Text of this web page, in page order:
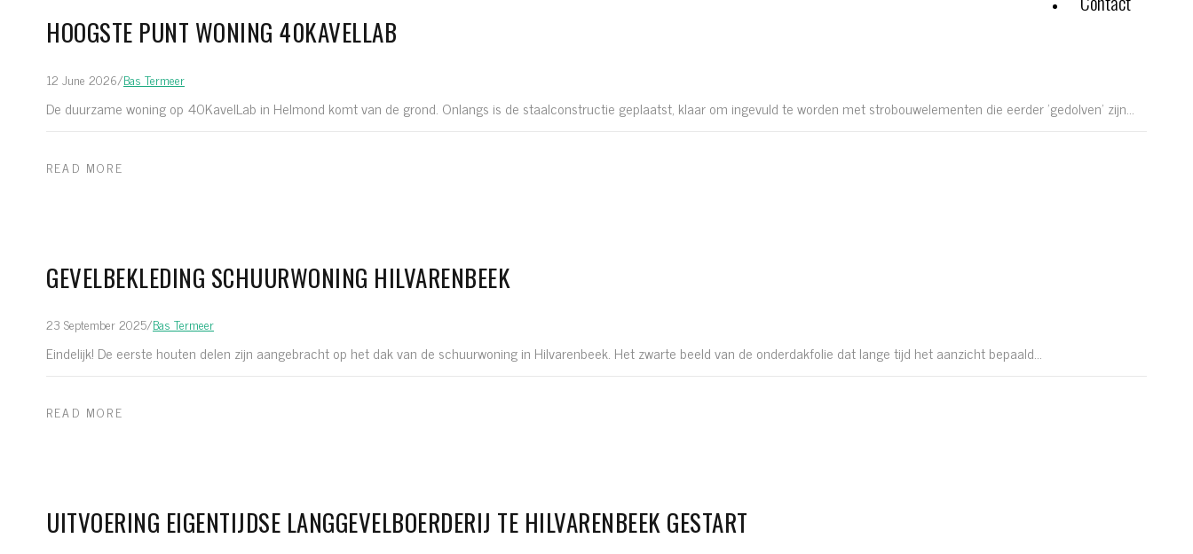
HOOGSTE PUNT WONING 40KAVELLAB
12 June 2026/Bas Termeer
De duurzame woning op 40KavelLab in Helmond komt van de grond. Onlangs is de staalconstructie geplaatst, klaar om ingevuld te worden met strobouwelementen die eerder 'gedolven' zijn...
READ MORE
GEVELBEKLEDING SCHUURWONING HILVARENBEEK
23 September 2025/Bas Termeer
Eindelijk! De eerste houten delen zijn aangebracht op het dak van de schuurwoning in Hilvarenbeek. Het zwarte beeld van de onderdakfolie dat lange tijd het aanzicht bepaald...
READ MORE
UITVOERING EIGENTIJDSE LANGGEVELBOERDERIJ TE HILVARENBEEK GESTART